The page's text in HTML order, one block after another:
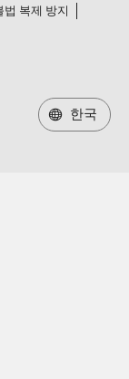
법 복제 방지
한국